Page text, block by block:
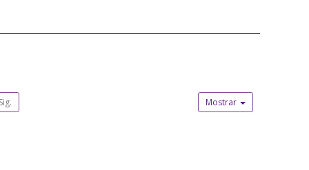
Sig. Mostrar